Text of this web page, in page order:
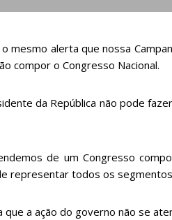
alerta que nossa
compor o Congresso Nacional.
da República não pode
de um Congresso
representar todos os
a ação do governo não se